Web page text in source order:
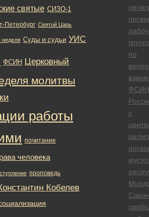
по
ФСИН
с
святые СИЗО-1
Петербург Святой Царь
неделя Суды и судьи УИС
ФСИН Церковный
молитвы
работы
почитание
человека
проповедь
Кобелев